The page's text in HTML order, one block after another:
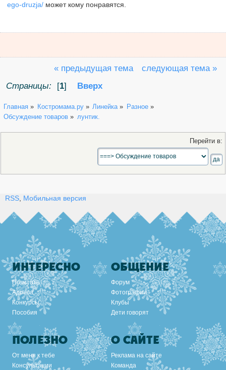
ego-druzja/ может кому понравятся.
« предыдущая тема
следующая тема »
Страницы:
[1] Вверх
Главная » Костромама.ру» Линейка » Разное»
Обсуждение товаров » лунтик.
Перейти в:
RSS Мобильная версия
ИНТЕРЕСНО
Почитать
Адреса
Конкурсы
Пособия
ОБЩЕНИЕ
Форум
Фотографии
Клубы
Дети говорят
ПОЛЕЗНО
От меня к тебе
Консультации
О САЙТЕ
Реклама на сайте
Команда